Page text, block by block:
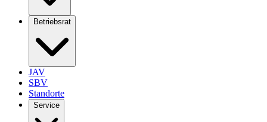
Betriebsrat
JAV
SBV
Standorte
Service